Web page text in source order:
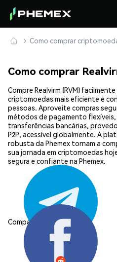
Como comprar
Como comprar
Compre Realvirm (RVM)
criptomoedas mais eficiente e
pessoas. Aproveite compras
métodos de pagamento
transferências bancárias,
P2P, acessível globalmente. A
robusta da Phemex tornam a
sua jornada em criptomoedas
segura e confiante na Phemex.
Compartilhar: